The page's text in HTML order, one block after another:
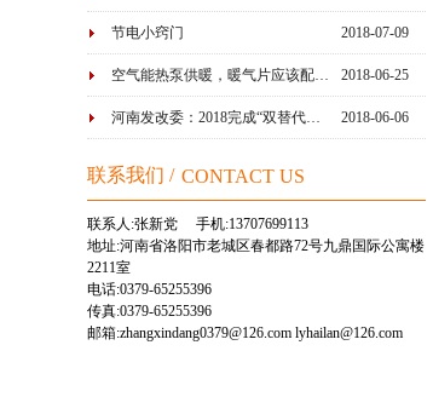
节电小窍门 2018-07-09
空气能热泵供暖，暖气片应该配… 2018-06-25
河南发改委：2018完成“双替代… 2018-06-06
联系我们 / CONTACT US
联系人:张新党 手机:13707699113
地址:河南省洛阳市老城区春都路72号九鼎国际公寓楼
2211室
电话:0379-65255396
传真:0379-65255396
邮箱:zhangxindang0379@126.com lyhailan@126.com